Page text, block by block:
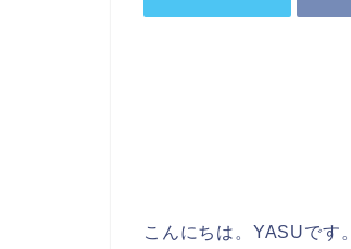
こんにちは。YASUです。